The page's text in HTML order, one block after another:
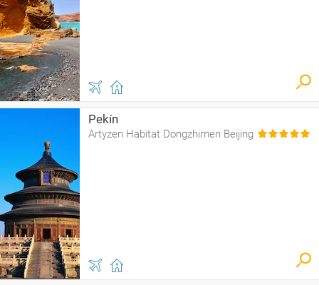
Pekín
Artyzen Habitat Dongzhimen Beijing